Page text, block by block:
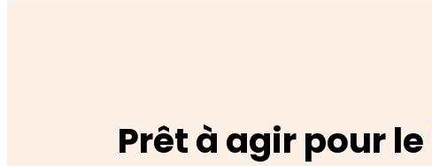
Prêt à agir pour le